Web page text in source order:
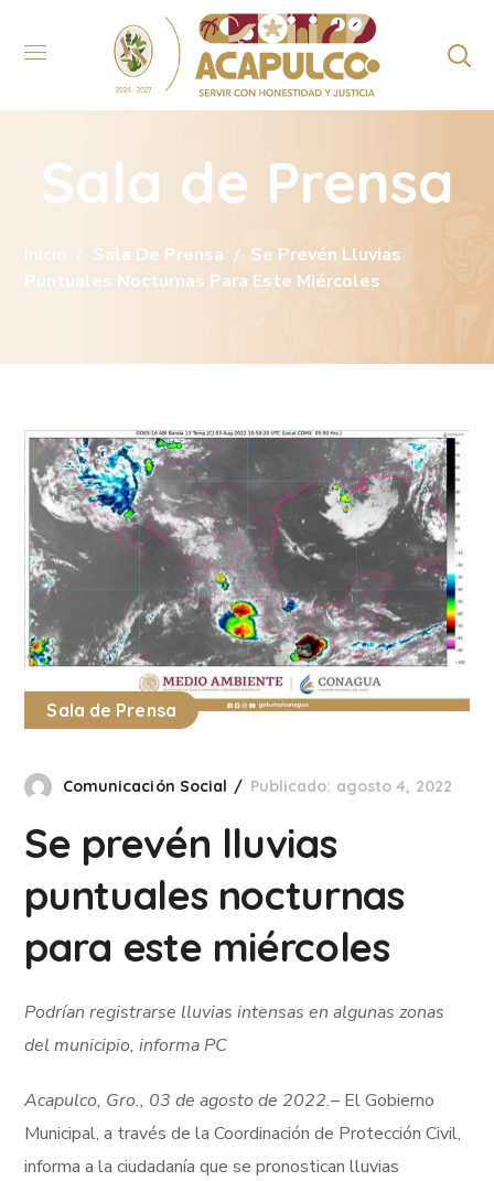
Sala de Prensa
Inicio Sala De Prensa
Se Prevén Lluvias
Puntuales Nocturnas Para Este Miércoles
Sala de Prensa
Comunicación Social Publicado: agosto 4, 2022
Se prevén lluvias
puntuales nocturnas
para este miércoles
Podrían registrarse lluvias intensas en algunas zonas
del municipio, informa PC
Acapulco, Gro., 03 de agosto de 2022.– El Gobierno
Municipal, a través de la Coordinación de Protección Civil,
informa a la ciudadanía que se pronostican lluvias